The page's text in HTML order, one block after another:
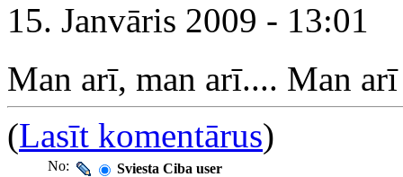
15. Janvāris 2009 - 13:01
Man arī, man arī.... Man
(Lasīt komentārus)
No:
Sviesta Ciba user